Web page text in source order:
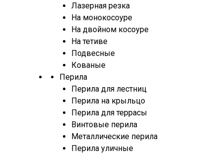
Лазерная резка
На монокосоуре
На двойном косоуре
На тетиве
Подвесные
Кованые
Перила
Перила для лестниц
Перила на крыльцо
Перила для террасы
Винтовые перила
Металлические перила
Перила уличные